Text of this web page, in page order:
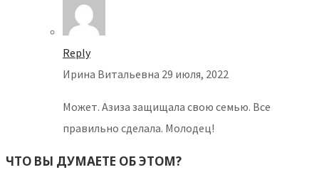
Reply
Ирина Витальевна 29 июля, 2022
Может. Азиза защищала свою семью. Все
правильно сделала. Молодец!
ЧТО ВЫ ДУМАЕТЕ ОБ ЭТОМ?